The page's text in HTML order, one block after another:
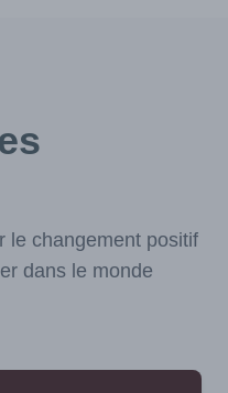
le changement positif
dans le monde